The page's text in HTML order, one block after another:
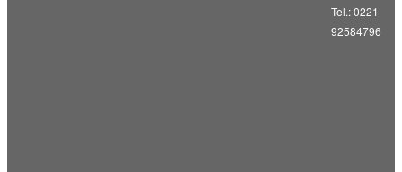
Tel.: 0221
92584796